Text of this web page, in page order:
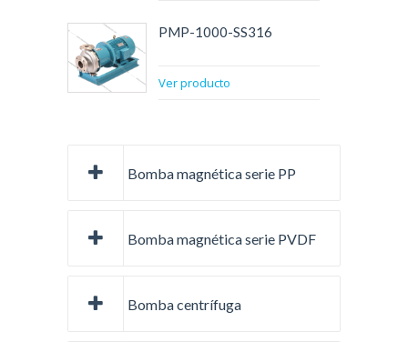
PMP-1000-SS316
Ver producto
Bomba magnética serie PP
Bomba magnética serie PVDF
Bomba centrífuga